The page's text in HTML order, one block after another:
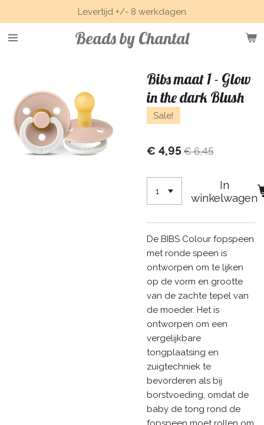
direct
naar
Beads by Chantal
Levertijd +/- 8 werkdagen
Bibs maat 1 - Glow
in the dark Blush
Sale!
€ 4,95 € 6,45
In
winkelwagen
De BIBS Colour fopspeen
met ronde speen is
ontworpen om te lijken
op de vorm en grootte
van de zachte tepel van
de moeder. Het is
ontworpen om een
vergelijkbare
tongplaatsing en
zuigtechniek te
bevorderen als bij
borstvoeding, omdat de
baby de tong rond de